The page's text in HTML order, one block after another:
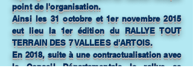
point de l'organisation.
Ainsi les 31 octobre et 1er novembre 2015
eut lieu la 1er édition du RALLYE TOUT
TERRAIN DES 7 VALLEES d'ARTOIS.
En 2018, suite à une contractualisation avec
le Conseil Départementale le rallye se